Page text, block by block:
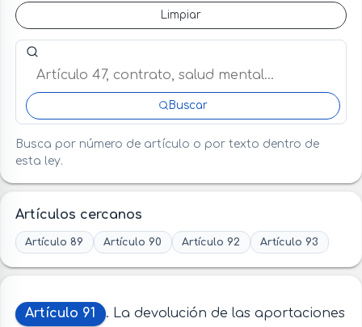
Limpiar
Buscar artículo o término en esta ley
Buscar
Busca por número de artículo o por texto dentro de
esta ley.
Artículos cercanos
Artículo 89 Artículo 90 Artículo 92 Artículo 93
Artículo 91
. La devolución de las aportaciones